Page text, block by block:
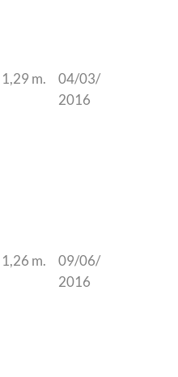
1,29 m.
04/03/
2016
1,26 m.
09/06/
2016